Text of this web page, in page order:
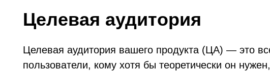
Целевая аудитория
Целевая аудитория вашего продукта (ЦА) — это
пользователи, кому хотя бы теоретически он